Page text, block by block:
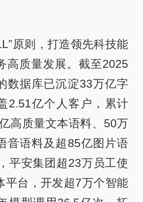
原则，打造领先科技能
高质量发展。截至2025
数据库已沉淀33万亿字
2.51亿个人客户，累计
高质量文本语料、50万
音语料及超85亿图片语
平安集团超23万员工使
平台，开发超7万个智能